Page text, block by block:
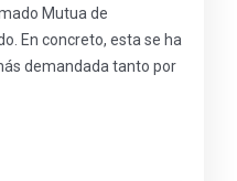
Mutua de
En concreto, esta se ha
demandada tanto por